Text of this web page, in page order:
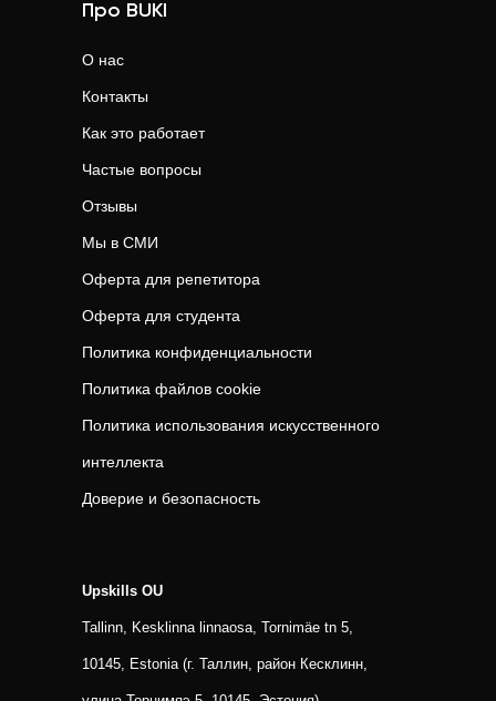
Про BUKI
О нас
Контакты
Как это работает
Частые вопросы
Отзывы
Мы в СМИ
Оферта для репетитора
Оферта для студента
Политика конфиденциальности
Политика файлов cookie
Политика использования искусственного
интеллекта
Доверие и безопасность
Upskills OU
Tallinn, Kesklinna linnaosa, Tornimäe tn 5,
10145, Estonia (г. Таллин, район Кесклинн,